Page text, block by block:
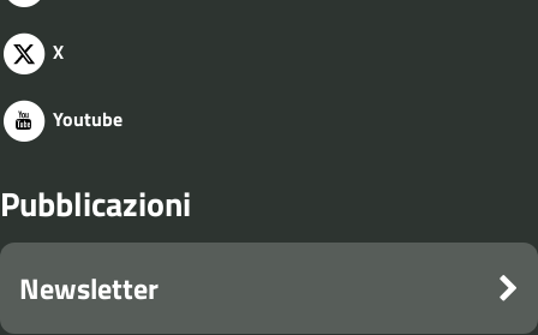
X
Youtube
Pubblicazioni
Newsletter